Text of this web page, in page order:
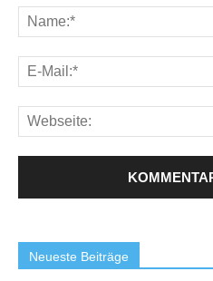
Neueste Beiträge